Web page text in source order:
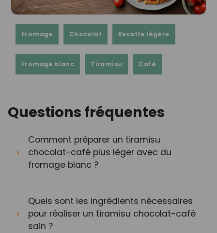
Fromage Chocolat Recette légère
Fromage blanc Tiramisu Café
Questions fréquentes
Comment préparer un tiramisu
chocolat-café plus léger avec du
fromage blanc ?
Quels sont les ingrédients nécessaires
pour réaliser un tiramisu chocolat-café
sain ?